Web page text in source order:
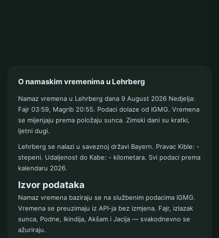
O namaskim vremenima u Lehrberg
Namaz vremena u Lehrberg dana 9 August 2026 Nedjelja:
Fajr 03:59, Magrib 20:55. Podaci dolaze od IGMG. Vremena
se mijenjaju prema položaju sunca. Zimski dani su kratki,
ljetni dugi.
Lehrberg se nalazi u saveznoj državi Bayern. Pravac Kible: -
stepeni. Udaljenost do Kabe: - kilometara. Svi podaci prema
kalendaru 2026.
Izvor podataka
Namaz vremena baziraju se na službenim podacima IGMG.
Vremena se preuzimaju iz API-ja bez izmjena. Fajr, izlazak
sunca, Podne, Ikindija, Akšam i Jacija — svakodnevno se
ažuriraju.